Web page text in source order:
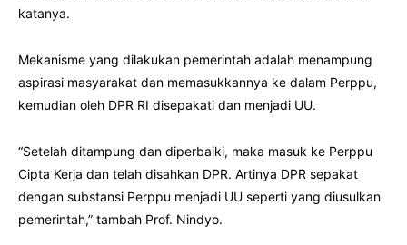
katanya.
Mekanisme yang dilakukan pemerintah adalah menampung
aspirasi masyarakat dan memasukkannya ke dalam Perppu,
kemudian oleh DPR RI disepakati dan menjadi UU.
“Setelah ditampung dan diperbaiki, maka masuk ke Perppu
Cipta Kerja dan telah disahkan DPR. Artinya DPR sepakat
dengan substansi Perppu menjadi UU seperti yang diusulkan
pemerintah,” tambah Prof. Nindyo.